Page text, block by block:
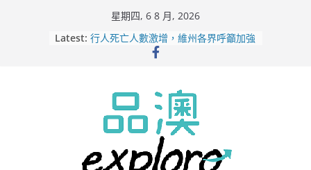
星期四, 6 8 月, 2026
Latest: 行人死亡人數激增，維州各界呼籲加強
美商二手巨頭進駐吉朗，在地慈善小店
憂生存空間遭擠壓
電動車電池爭端隱憂浮現！經銷商警告
澳洲恐迎訴訟浪潮
拒絕白工！ Aldi涉強迫無薪加班 掏
5500萬澳元和解